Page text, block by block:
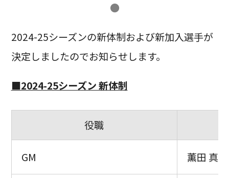
●
2024-25シーズンの新体制および新加入選手が
決定しましたのでお知らせします。
■2024-25シーズン 新体制
役職
GM 薫田 真広